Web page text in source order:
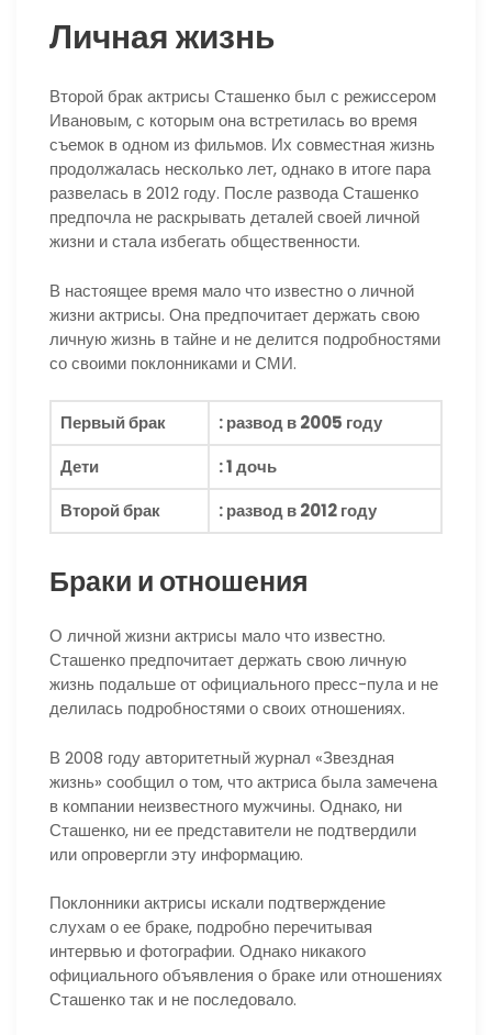
Личная жизнь
Второй брак актрисы Сташенко был с режиссером
Ивановым, с которым она встретилась во время
съемок в одном из фильмов. Их совместная жизнь
продолжалась несколько лет, однако в итоге пара
развелась в 2012 году. После развода Сташенко
предпочла не раскрывать деталей своей личной
жизни и стала избегать общественности.
В настоящее время мало что известно о личной
жизни актрисы. Она предпочитает держать свою
личную жизнь в тайне и не делится подробностями
со своими поклонниками и СМИ.
Первый брак
: развод в 2005 году
Дети
: 1 дочь
Второй брак
: развод в 2012 году
Браки и отношения
О личной жизни актрисы мало что известно.
Сташенко предпочитает держать свою личную
жизнь подальше от официального пресс-пула и не
делилась подробностями о своих отношениях.
В 2008 году авторитетный журнал «Звездная
жизнь» сообщил о том, что актриса была замечена
в компании неизвестного мужчины. Однако, ни
Сташенко, ни ее представители не подтвердили
или опровергли эту информацию.
Поклонники актрисы искали подтверждение
слухам о ее браке, подробно перечитывая
интервью и фотографии. Однако никакого
официального объявления о браке или отношениях
Сташенко так и не последовало.